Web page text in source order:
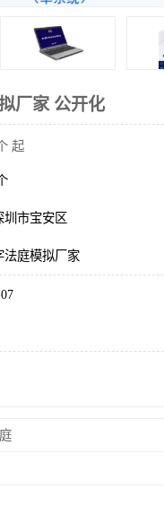
厂家 公开化
起
圳市宝安区
法庭模拟厂家